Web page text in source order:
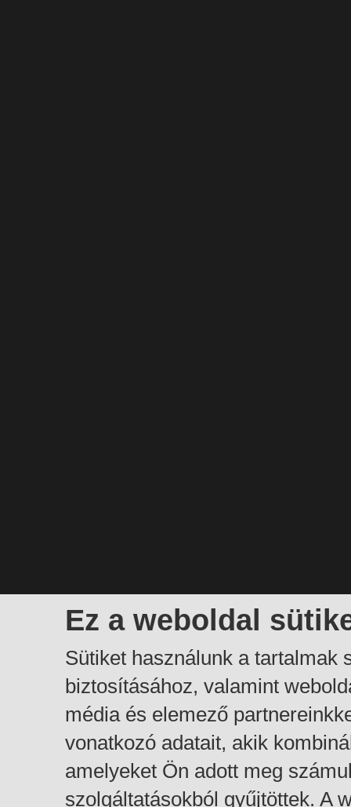
Ez a weboldal
Sütiket használunk a tartalmak
biztosításához, valamint
média és elemező
vonatkozó adatait, akik
amelyeket Ön adott meg
szolgáltatásokból gyűjtöttek. A